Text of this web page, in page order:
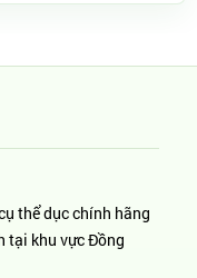
thể dục chính hãng
tại khu vực Đồng